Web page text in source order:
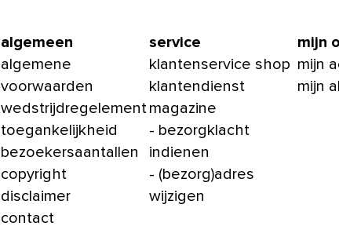
algemeen
algemene
voorwaarden
wedstrijdregelement
toegankelijkheid
bezoekersaantallen
copyright
disclaimer
contact
service
klantenservice shop
klantendienst
magazine
- bezorgklacht
indienen
- (bezorg)adres
wijzigen
mijn
mijn
mijn